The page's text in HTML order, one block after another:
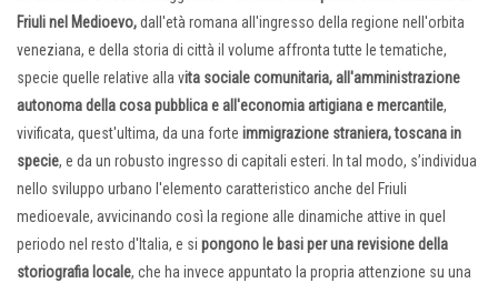
Friuli nel Medioevo,dall'età romana all'ingresso della regione nell'orbita
veneziana, e della storia di città il volume affronta tutte le tematiche,
specie quelle relative alla vita sociale comunitaria, all'amministrazione
autonoma della cosa pubblica e all'economia artigiana e mercantile,
vivificata, quest'ultima, da una forte immigrazione straniera, toscana in
specie, e da un robusto ingresso di capitali esteri. In tal modo, s’individua
nello sviluppo urbano l'elemento caratteristico anche del Friuli
medioevale, avvicinando così la regione alle dinamiche attive in quel
periodo nel resto d'Italia, e si pongono le basi per una revisione della
storiografia locale, che ha invece appuntato la propria attenzione su una